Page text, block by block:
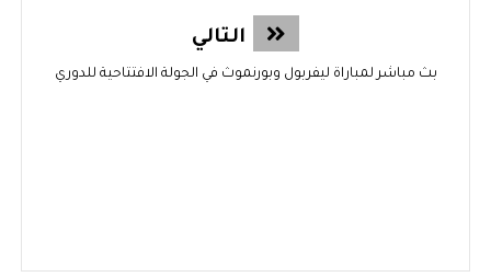
التالي
بث مباشر لمباراة ليفربول وبورنموث في الجولة الافتتاحية للدوري